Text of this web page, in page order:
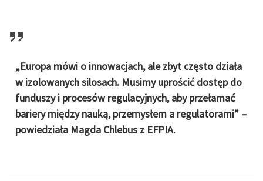
„Europa mówi o innowacjach, ale zbyt często działa
w izolowanych silosach. Musimy uprościć dostęp do
funduszy i procesów regulacyjnych, aby przełamać
bariery między nauką, przemysłem a regulatorami” –
powiedziała Magda Chlebus z EFPIA.